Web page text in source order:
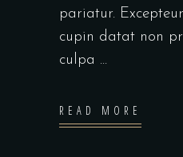
pariatur.
cupin datat non
culpa
READ MORE